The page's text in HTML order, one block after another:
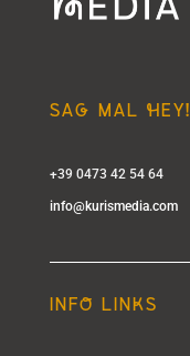
SAg MAL hEY!
+39 0473 42 54 64
info@kurismedia.com
INFo LINkS